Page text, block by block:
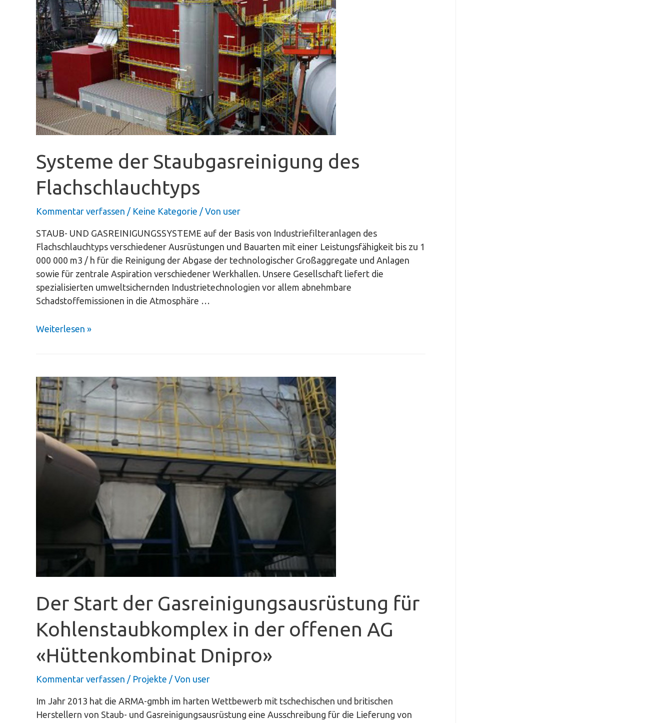
Systeme der Staubgasreinigung des
Flachschlauchtyps
Kommentar verfassen / Keine Kategorie / Von user
STAUB- UND GASREINIGUNGSSYSTEME auf der Basis von Industriefilteranlagen des
Flachschlauchtyps verschiedener Ausrüstungen und Bauarten mit einer Leistungsfähigkeit bis zu 1
000 000 m3 / h für die Reinigung der Abgase der technologischer Großaggregate und Anlagen
sowie für zentrale Aspiration verschiedener Werkhallen. Unsere Gesellschaft liefert die
spezialisierten umweltsichernden Industrietechnologien vor allem abnehmbare
Schadstoffemissionen in die Atmosphäre …
Weiterlesen »
Der Start der Gasreinigungsausrüstung für
Kohlenstaubkomplex in der offenen AG
«Hüttenkombinat Dnipro»
Kommentar verfassen / Projekte / Von user
Im Jahr 2013 hat die ARMA-gmbh im harten Wettbewerb mit tschechischen und britischen
Herstellern von Staub- und Gasreinigungsausrüstung eine Ausschreibung für die Lieferung von